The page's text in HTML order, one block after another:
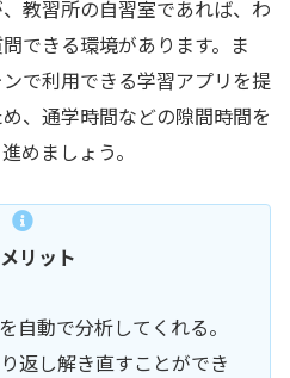
教習所の自習室であれば、わ
できる環境があります。ま
で利用できる学習アプリを提
、通学時間などの隙間時間を
めましょう。
リット
自動で分析してくれる。
返し解き直すことができ